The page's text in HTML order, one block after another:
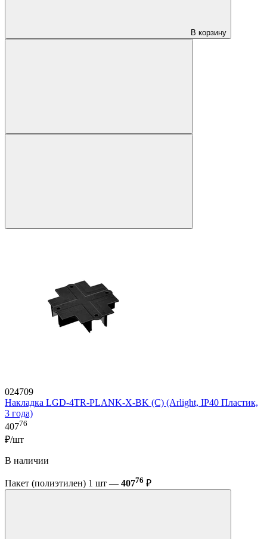
В корзину
024709
Накладка LGD-4TR-PLANK-X-BK (C) (Arlight, IP40 Пластик,
3 года)
40776
₽/шт
В наличии
Пакет (полиэтилен) 1 шт — 40776 ₽